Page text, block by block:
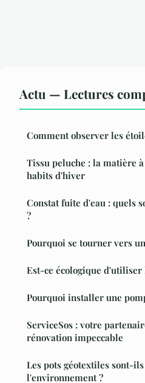
Actu — Lectures
Comment observer les
Tissu peluche : la matière
habits d'hiver
Constat fuite d'eau : quels
?
Pourquoi se tourner vers
Est-ce écologique d'utiliser
Pourquoi installer une
ServiceSos : votre
rénovation impeccable
Les pots géotextiles sont-
l'environnement ?